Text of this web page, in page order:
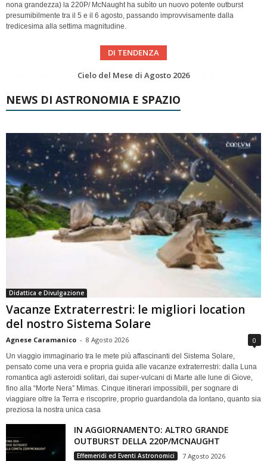
nona grandezza) la 220P/ McNaught ha subìto un nuovo potente outburst
presumibilmente tra il 5 e il 6 agosto, passando improvvisamente dalla
tredicesima alla settima magnitudine.
DI TENDENZA
SUPERNOVAE aggiornamenti del mese – Agosto 2026
NEWS DI ASTRONOMIA E SPAZIO
Didattica e Divulgazione
Vacanze Extraterrestri: le migliori location
del nostro Sistema Solare
Agnese Caramanico - 8 Agosto 2026 0
Un viaggio immaginario tra le mete più affascinanti del Sistema Solare,
pensato come una vera e propria guida alle vacanze extraterrestri: dalla Luna
romantica agli asteroidi solitari, dai super-vulcani di Marte alle lune di Giove,
fino alla “Morte Nera” Mimas. Cinque itinerari impossibili, per sognare di
viaggiare oltre la Terra e riscoprire, proprio guardandola da lontano, quanto sia
preziosa la nostra unica casa
IN AGGIORNAMENTO: ALTRO GRANDE
OUTBURST DELLA 220P/MCNAUGHT
Effemeridi ed Eventi Astronomici 7 Agosto 2026